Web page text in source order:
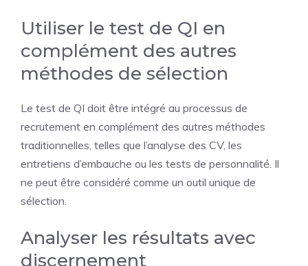
Utiliser le test de QI en
complément des autres
méthodes de sélection
Le test de QI doit être intégré au processus de
recrutement en complément des autres méthodes
traditionnelles, telles que l’analyse des CV, les
entretiens d’embauche ou les tests de personnalité. Il
ne peut être considéré comme un outil unique de
sélection.
Analyser les résultats avec
discernement